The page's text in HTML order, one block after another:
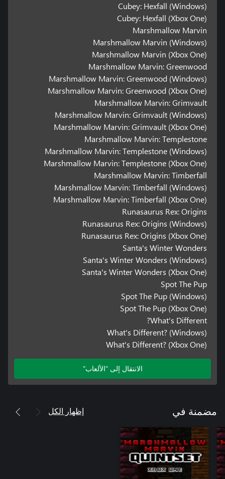
Cubey: Hexfall (Windows)
Cubey: Hexfall (Xbox One)
Marshmallow Marvin
Marshmallow Marvin (Windows)
Marshmallow Marvin (Xbox One)
Marshmallow Marvin: Greenwood
Marshmallow Marvin: Greenwood (Windows)
Marshmallow Marvin: Greenwood (Xbox One)
Marshmallow Marvin: Grimvault
Marshmallow Marvin: Grimvault (Windows)
Marshmallow Marvin: Grimvault (Xbox One)
Marshmallow Marvin: Templestone
Marshmallow Marvin: Templestone (Windows)
Marshmallow Marvin: Templestone (Xbox One)
Marshmallow Marvin: Timberfall
Marshmallow Marvin: Timberfall (Windows)
Marshmallow Marvin: Timberfall (Xbox One)
Runasaurus Rex: Origins
Runasaurus Rex: Origins (Windows)
Runasaurus Rex: Origins (Xbox One)
Santa's Winter Wonders
Santa's Winter Wonders (Windows)
Santa's Winter Wonders (Xbox One)
Spot The Pup
Spot The Pup (Windows)
Spot The Pup (Xbox One)
What's Different?
What's Different? (Windows)
What's Different? (Xbox One)
الانتقال إلى "الألعاب"
مضمنة في إظهار الكل